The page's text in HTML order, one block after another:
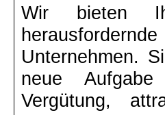
Wir bieten
Unternehmen.
neue Aufgabe
Vergütung,